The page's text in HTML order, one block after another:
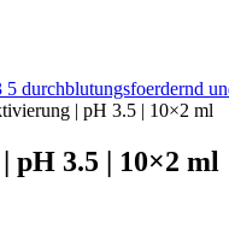
| pH 3.5 | 10×2 ml
3.5 | 10×2 ml